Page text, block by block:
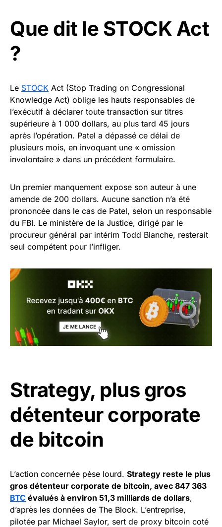
Que dit le STOCK Act
?
Le STOCK Act (Stop Trading on Congressional
Knowledge Act) oblige les hauts responsables de
l’exécutif à déclarer toute transaction sur titres
supérieure à 1 000 dollars, au plus tard 45 jours
après l’opération. Patel a dépassé ce délai de
plusieurs mois, en invoquant une « omission
involontaire » dans un précédent formulaire.
Un premier manquement expose son auteur à une
amende de 200 dollars. Aucune sanction n’a été
prononcée dans le cas de Patel, selon un responsable
du FBI. Le ministère de la Justice, dirigé par le
procureur général par intérim Todd Blanche, resterait
seul compétent pour l’infliger.
Strategy, plus gros
détenteur corporate
de bitcoin
L’action concernée pèse lourd. Strategy reste le plus
gros détenteur corporate de bitcoin, avec 847 363
BTC évalués à environ 51,3 milliards de dollars,
d’après les données de The Block. L’entreprise,
pilotée par Michael Saylor, sert de proxy bitcoin coté